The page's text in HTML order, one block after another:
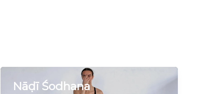
Nāḍī Śodhana